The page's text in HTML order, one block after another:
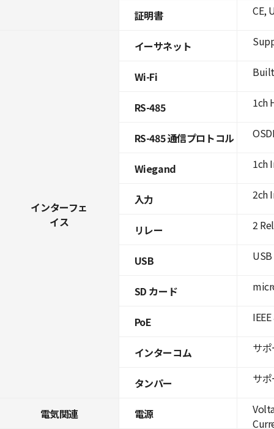
証明書
インターフェ
イス
イーサネット
Wi-Fi
RS-485
RS-485 通信プロトコル
Wiegand
入力
リレー
USB
SD カード
PoE
インターコム
タンパー
電気関連 電源
CE,
1ch
1ch
2ch
2
サ
サ